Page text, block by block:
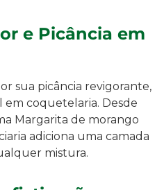
e Picância em
sua picância revigorante,
coquetelaria. Desde
Margarita de morango
adiciona uma camada
mistura.